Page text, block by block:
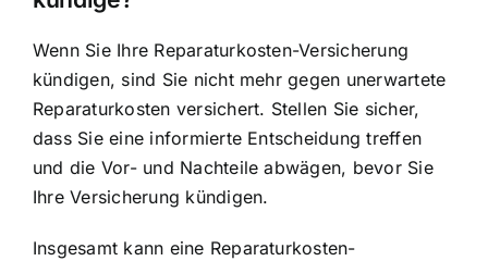
Wenn Sie Ihre Reparaturkosten-Versicherung
kündigen, sind Sie nicht mehr gegen unerwartete
Reparaturkosten versichert. Stellen Sie sicher,
dass Sie eine informierte Entscheidung treffen
und die Vor- und Nachteile abwägen, bevor Sie
Ihre Versicherung kündigen.
Insgesamt kann eine Reparaturkosten-